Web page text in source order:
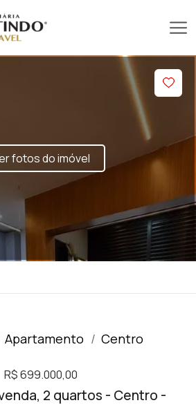
fotos do imóvel
Apartamento Centro
R$ 699.000,00
2 quartos - Centro -